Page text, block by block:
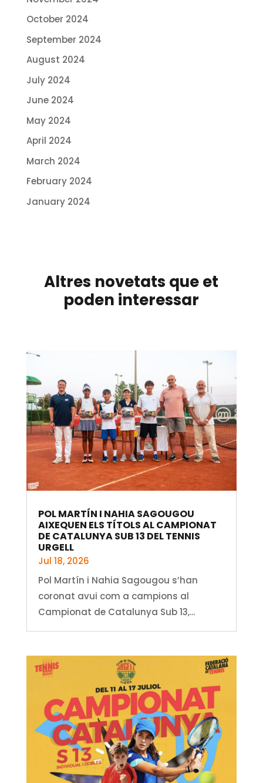
October 2024
September 2024
August 2024
July 2024
June 2024
May 2024
April 2024
March 2024
February 2024
January 2024
Altres novetats que et
poden interessar
POL MARTÍN I NAHIA SAGOUGOU
AIXEQUEN ELS TÍTOLS AL CAMPIONAT
DE CATALUNYA SUB 13 DEL TENNIS
URGELL
Jul 18, 2026
Pol Martín i Nahia Sagougou s’han
coronat avui com a campions al
Campionat de Catalunya Sub 13,...